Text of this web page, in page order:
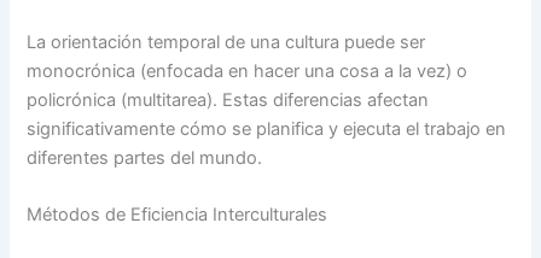
La orientación temporal de una cultura puede ser
monocrónica (enfocada en hacer una cosa a la vez) o
policrónica (multitarea). Estas diferencias afectan
significativamente cómo se planifica y ejecuta el trabajo en
diferentes partes del mundo.
Métodos de Eficiencia Interculturales